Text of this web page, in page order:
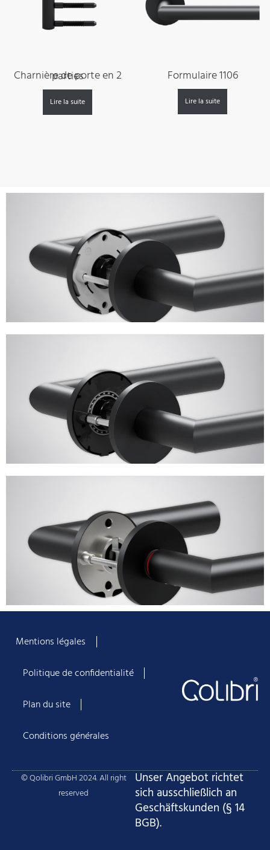
Charnière de porte en 2 parties
Lire la suite
Formulaire 1106
Lire la suite
Mentions légales
Politique de confidentialité
Plan du site
Conditions générales
© Qolibri GmbH 2024. All right
reserved
Unser Angebot richtet
sich ausschließlich an
Geschäftskunden (§ 14
BGB).